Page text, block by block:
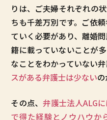
りは、ご夫婦それぞれの
ちも千差万別です。ご依
ていく必要があり、離婚
籍に載っていないことが
なことをわかっていない弁
スがある弁護士は少ないの
その点、弁護士法人ALG
で得た経験とノウハウか